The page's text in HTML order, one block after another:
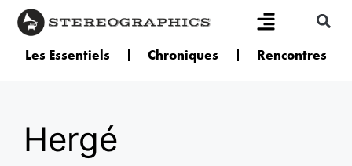
Les Essentiels Chroniques Rencontres
Hergé